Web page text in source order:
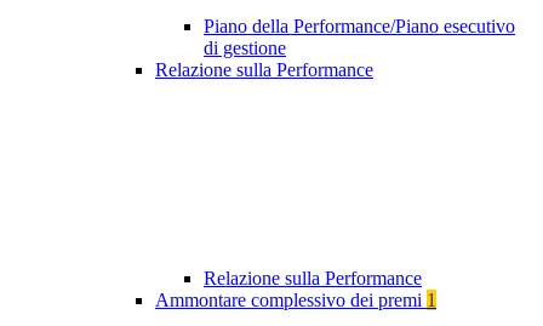
Piano della Performance/Piano esecutivo
di gestione
Relazione sulla Performance
Relazione sulla Performance
Ammontare complessivo dei premi 1